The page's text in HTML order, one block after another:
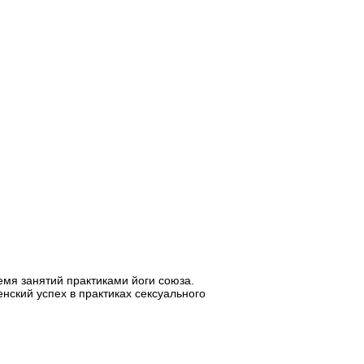
занятий практиками йоги союза.
успех в практиках сексуального